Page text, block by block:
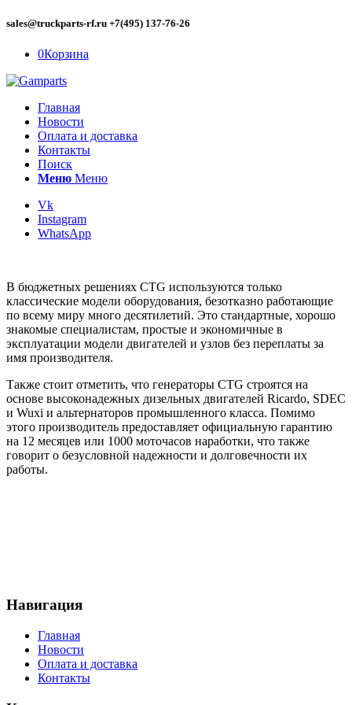
sales@truckparts-rf.ru +7(495) 137-76-26
0Корзина
Главная
Новости
Оплата и доставка
Контакты
Поиск
Меню Меню
Vk
Instagram
WhatsApp
В бюджетных решениях CTG используются только
классические модели оборудования, безотказно работающие
по всему миру много десятилетий. Это стандартные, хорошо
знакомые специалистам, простые и экономичные в
эксплуатации модели двигателей и узлов без переплаты за
имя производителя.
Также стоит отметить, что генераторы CTG строятся на
основе высоконадежных дизельных двигателей Ricardo, SDEC
и Wuxi и альтернаторов промышленного класса. Помимо
этого производитель предоставляет официальную гарантию
на 12 месяцев или 1000 моточасов наработки, что также
говорит о безусловной надежности и долговечности их
работы.
Навигация
Главная
Новости
Оплата и доставка
Контакты